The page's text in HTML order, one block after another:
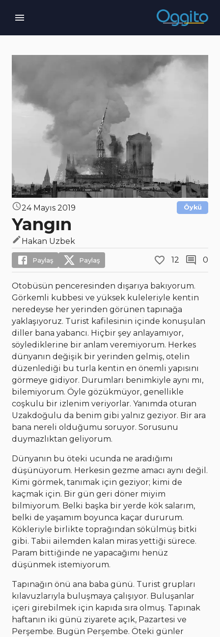
24 Mayıs 2019 Öykü
Yangın
Hakan Uzbek
Paylaş Paylaş 12 0
Otobüsün penceresinden dışarıya bakıyorum.
Görkemli kubbesi ve yüksek kuleleriyle kentin
neredeyse her yerinden görünen tapınağa
yaklaşıyoruz. Turist kafilesinin içinde konuşulan
diller bana yabancı. Hiçbir şey anlayamıyor,
söylediklerine bir anlam veremiyorum. Herkes
dünyanın değişik bir yerinden gelmiş, otelin
düzenlediği bu turla kentin en önemli yapısını
görmeye gidiyor. Durumları benimkiyle aynı mı,
bilemiyorum. Öyle gözükmüyor, genellikle
coşkulu bir izlenim veriyorlar. Yanımda oturan
Uzakdoğulu da benim gibi yalnız geziyor. Bir ara
bana nereli olduğumu soruyor. Sorusunu
duymazlıktan geliyorum.
Dünyanın bu öteki ucunda ne aradığımı
düşünüyorum. Herkesin gezme amacı aynı değil.
Kimi görmek, tanımak için geziyor; kimi de
kaçmak için. Bir gün geri döner miyim
bilmiyorum. Belki başka bir yerde kök salarım,
belki de yaşamım boyunca kaçar dururum.
Kökleriyle birlikte toprağından sökülmüş bitki
gibi. Tabii ailemden kalan miras yettiği sürece.
Param bittiğinde ne yapacağımı henüz
düşünmek istemiyorum.
Tapınağın önü ana baba günü. Turist grupları
kılavuzlarıyla buluşmaya çalışıyor. Buluşanlar
içeri girebilmek için kapıda sıra olmuş. Tapınak
haftanın iki günü ziyarete açık, Pazartesi ve
Perşembe. Bugün Perşembe. Öteki günler